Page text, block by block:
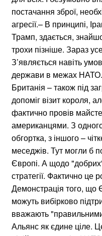
постачання зброї,
агресії.– В принципі,
Трамп, здається,
трохи пізніше. Зараз
З’являється навіть
держави в межах НАТО.
Британія – також під
допоміг візит короля,
фактично провів
американцями. З
обгортка, з іншого –
меседжів. Тут могли б
Європі. А щодо
стратегії. Фактично це
Демонстрація того,
можуть вибірково
вважають
Альянс як єдине ціле.